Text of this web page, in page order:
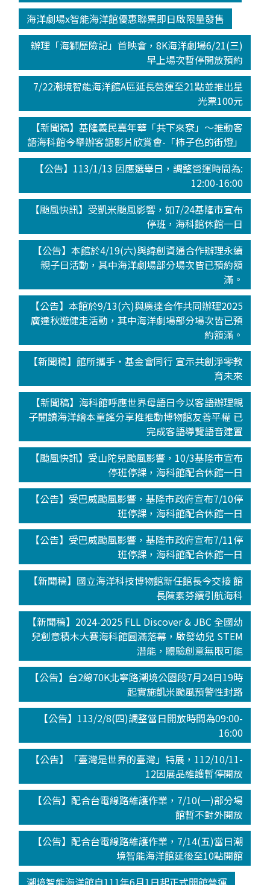
海洋劇場x智能海洋館優惠聯票即日啟限量發售
辦理「海獅歷險記」首映會，8K海洋劇場6/21(三)
早上場次暫停開放預約
7/22潮境智能海洋館A區延長營運至21點並推出星
光票100元
【新聞稿】基隆義民嘉年華「共下來尞」～推動客
語海科館今舉辦客語影片欣賞會-「柿子色的街燈」
【公告】113/1/13 因應選舉日，調整營運時間為:
12:00-16:00
【颱風快訊】受凱米颱風影響，如7/24基隆市宣布
停班，海科館休館一日
【公告】本館於4/19(六)與緯創資通合作辦理永續
親子日活動，其中海洋劇場部分場次皆已預約額
滿。
【公告】本館於9/13(六)與廣達合作共同辦理2025
廣達秋遊健走活動，其中海洋劇場部分場次皆已預
約額滿。
【新聞稿】館所攜手‧基金會同行 宣示共創淨零教
育未來
【新聞稿】海科館呼應世界母語日今以客語辦理親
子閱讀海洋繪本童謠分享推推動博物館友善平權 已
完成客語導覽語音建置
【颱風快訊】受山陀兒颱風影響，10/3基隆市宣布
停班停課，海科館配合休館一日
【公告】受巴威颱風影響，基隆市政府宣布7/10停
班停課，海科館配合休館一日
【公告】受巴威颱風影響，基隆市政府宣布7/11停
班停課，海科館配合休館一日
【新聞稿】國立海洋科技博物館新任館長今交接 館
長陳素芬續引航海科
【新聞稿】2024-2025 FLL Discover & JBC 全國幼
兒創意積木大賽海科館圓滿落幕，啟發幼兒 STEM
潛能，體驗創意無限可能
【公告】台2線70K北寧路潮境公園段7月24日19時
起實施凱米颱風預警性封路
【公告】113/2/8(四)調整當日開放時間為09:00-
16:00
【公告】「臺灣是世界的臺灣」特展，112/10/11-
12因展品維護暫停開放
【公告】配合台電線路維護作業，7/10(一)部分場
館暫不對外開放
【公告】配合台電線路維護作業，7/14(五)當日潮
境智能海洋館延後至10點開館
潮境智能海洋館自111年6月1日起正式開館營運